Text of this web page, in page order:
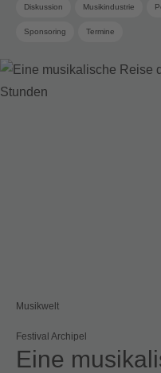
Diskussion Musikindustrie
Sponsoring Termine
Musikwelt
Festival Archipel
Eine